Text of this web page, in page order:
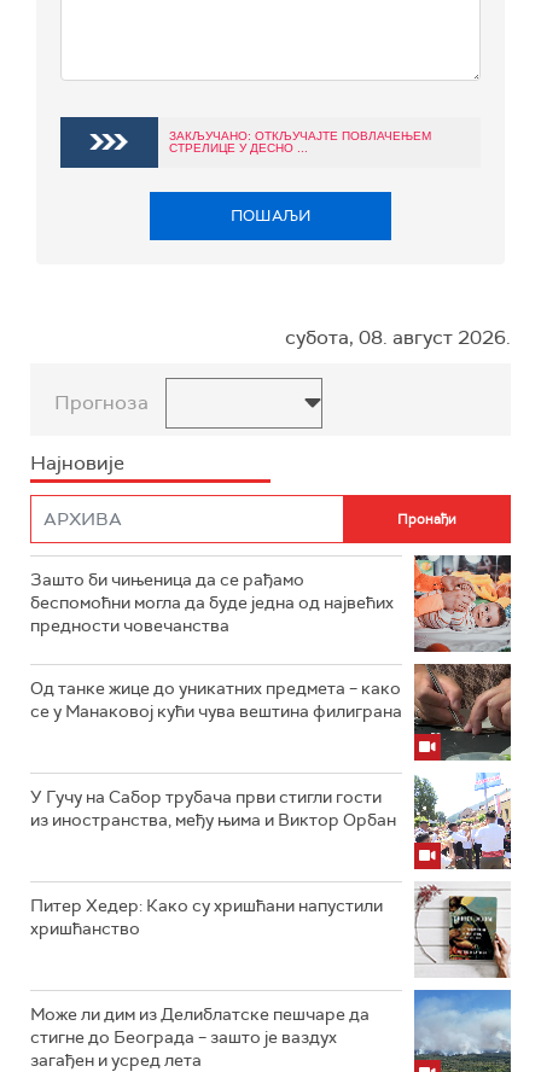
ЗАКЉУЧАНО: ОТКЉУЧАЈТЕ ПОВЛАЧЕЊЕМ
СТРЕЛИЦЕ У ДЕСНО ...
ПОШАЉИ
субота, 08. август 2026.
Прогноза
Најновије
Зашто би чињеница да се рађамо
беспомоћни могла да буде једна од највећих
предности човечанства
Од танке жице до уникатних предмета – како
се у Манаковој кући чува вештина филиграна
У Гучу на Сабор трубача први стигли гости
из иностранства, међу њима и Виктор Орбан
Питер Хедер: Како су хришћани напустили
хришћанство
Може ли дим из Делиблатске пешчаре да
стигне до Београда – зашто је ваздух
загађен и усред лета